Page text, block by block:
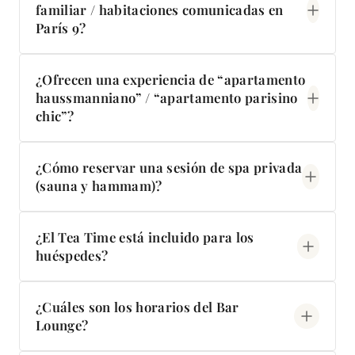
familiar / habitaciones comunicadas en
París 9?
Habitaciones Clásicas contiguas, comunicadas
por un pasillo privado, para 4 personas (32 m²).
¿Ofrecen una experiencia de “apartamento
haussmanniano” / “apartamento parisino
chic”?
haussmanniana (por ejemplo, chimenea de
mármol, parquet de roble y ambiente de
“apartamento parisino”).
¿Cómo reservar una sesión de spa privada
(sauna y hammam)?
reserva de 8:00 a 20:00, por 28 € la sesión
privada.
¿El Tea Time está incluido para los
huéspedes?
18:00 para todos nuestros huéspedes.
¿Cuáles son los horarios del Bar
Lounge?